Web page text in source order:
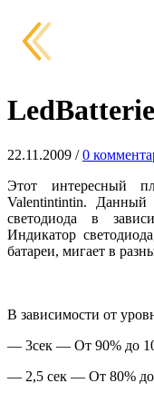
22.11.2009 /0
Этот интересный
Valentintintin. Данный
светодиода в
Индикатор
батареи, мигает в
В зависимости от
— 3сек — От 90% до
— 2,5 сек — От 80%